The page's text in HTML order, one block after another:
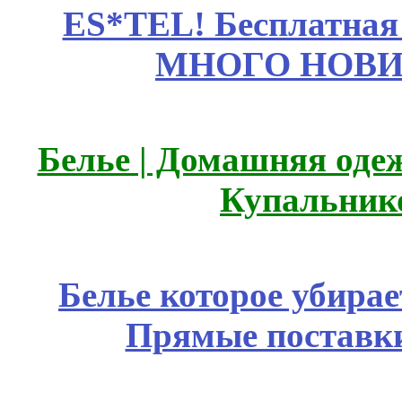
ES*TEL!
МНОГО
Белье | Домашняя
Белье которое
Прямые